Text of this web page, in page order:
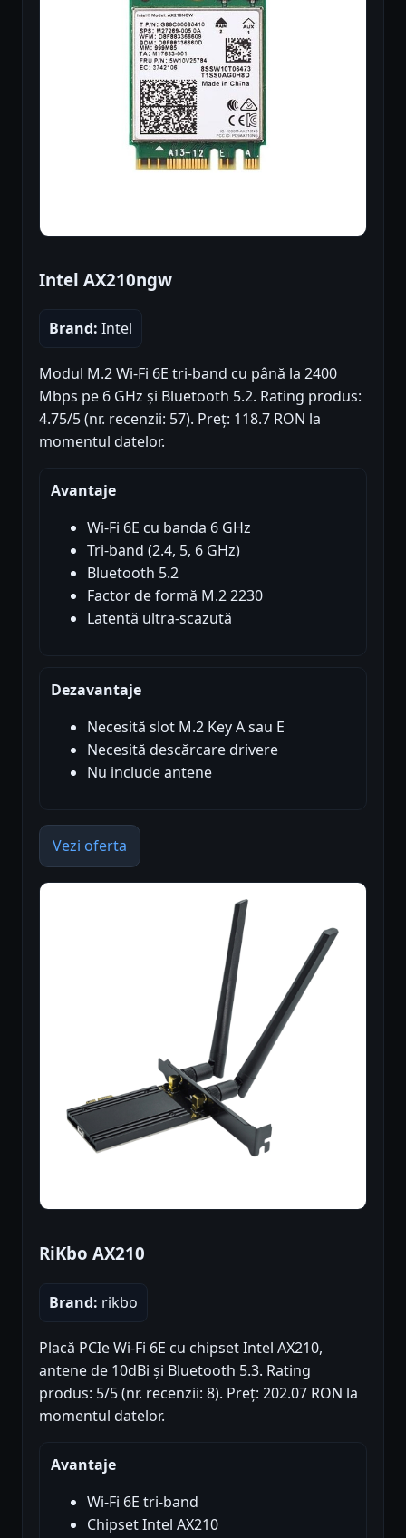
Intel AX210ngw
Brand: Intel
Modul M.2 Wi-Fi 6E tri-band cu până la 2400
Mbps pe 6 GHz și Bluetooth 5.2. Rating produs:
4.75/5 (nr. recenzii: 57). Preț: 118.7 RON la
momentul datelor.
Avantaje
Wi-Fi 6E cu banda 6 GHz
Tri-band (2.4, 5, 6 GHz)
Bluetooth 5.2
Factor de formă M.2 2230
Latentă ultra-scazută
Dezavantaje
Necesită slot M.2 Key A sau E
Necesită descărcare drivere
Nu include antene
Vezi oferta
RiKbo AX210
Brand: rikbo
Placă PCIe Wi-Fi 6E cu chipset Intel AX210,
antene de 10dBi și Bluetooth 5.3. Rating
produs: 5/5 (nr. recenzii: 8). Preț: 202.07 RON la
momentul datelor.
Avantaje
Wi-Fi 6E tri-band
Chipset Intel AX210